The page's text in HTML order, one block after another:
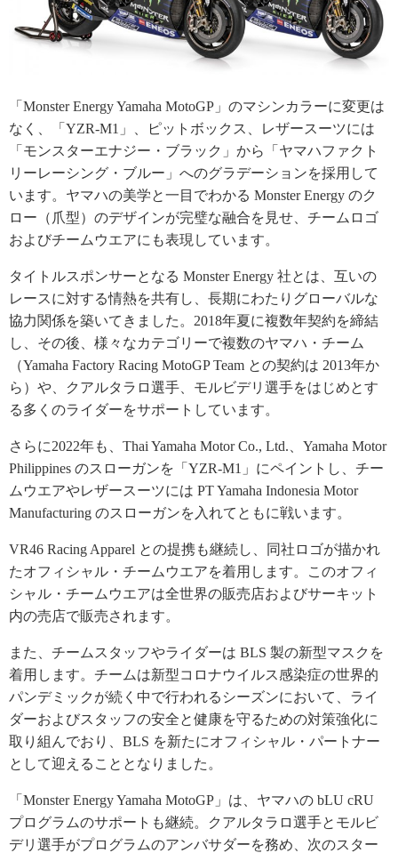
「Monster Energy Yamaha MotoGP」のマシンカラーに変更は
なく、「YZR-M1」、ピットボックス、レザースーツには
「モンスターエナジー・ブラック」から「ヤマハファクト
リーレーシング・ブルー」へのグラデーションを採用して
います。ヤマハの美学と一目でわかる Monster Energy のク
ロー（爪型）のデザインが完璧な融合を見せ、チームロゴ
およびチームウエアにも表現しています。
タイトルスポンサーとなる Monster Energy 社とは、互いの
レースに対する情熱を共有し、長期にわたりグローバルな
協力関係を築いてきました。2018年夏に複数年契約を締結
し、その後、様々なカテゴリーで複数のヤマハ・チーム
（Yamaha Factory Racing MotoGP Team との契約は 2013年か
ら）や、クアルタラロ選手、モルビデリ選手をはじめとす
る多くのライダーをサポートしています。
さらに2022年も、Thai Yamaha Motor Co., Ltd.、Yamaha Motor
Philippines のスローガンを「YZR-M1」にペイントし、チー
ムウエアやレザースーツには PT Yamaha Indonesia Motor
Manufacturing のスローガンを入れてともに戦います。
VR46 Racing Apparel との提携も継続し、同社ロゴが描かれ
たオフィシャル・チームウエアを着用します。このオフィ
シャル・チームウエアは全世界の販売店およびサーキット
内の売店で販売されます。
また、チームスタッフやライダーは BLS 製の新型マスクを
着用します。チームは新型コロナウイルス感染症の世界的
パンデミックが続く中で行われるシーズンにおいて、ライ
ダーおよびスタッフの安全と健康を守るための対策強化に
取り組んでおり、BLS を新たにオフィシャル・パートナー
として迎えることとなりました。
「Monster Energy Yamaha MotoGP」は、ヤマハの bLU cRU
プログラムのサポートも継続。クアルタラロ選手とモルビ
デリ選手がプログラムのアンバサダーを務め、次のスター